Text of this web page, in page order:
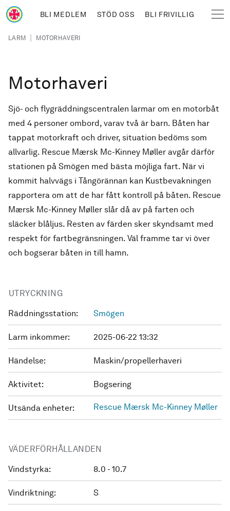
Hoppa till huvudinnehåll
BLI MEDLEM STÖD OSS BLI FRIVILLIG
Länkstig
LARM | MOTORHAVERI
Motorhaveri
Sjö- och flygräddningscentralen larmar om en motorbåt
med 4 personer ombord, varav två är barn. Båten har
tappat motorkraft och driver, situation bedöms som
allvarlig. Rescue Mærsk Mc-Kinney Møller avgår därför
stationen på Smögen med bästa möjliga fart. När vi
kommit halvvägs i Tångörännan kan Kustbevakningen
rapportera om att de har fått kontroll på båten. Rescue
Mærsk Mc-Kinney Møller slår då av på farten och
släcker blåljus. Resten av färden sker skyndsamt med
respekt för fartbegränsningen. Väl framme tar vi över
och bogserar båten in till hamn.
UTRYCKNING
Räddningsstation: Smögen
Larm inkommer: 2025-06-22 13:32
Händelse: Maskin/propellerhaveri
Aktivitet: Bogsering
Utsända enheter: Rescue Mærsk Mc-Kinney Møller
VÄDERFÖRHÅLLANDEN
Vindstyrka: 8.0 - 10.7
Vindriktning: S